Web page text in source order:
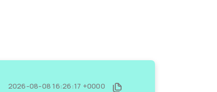
2026-08-08 16:26:17 +0000